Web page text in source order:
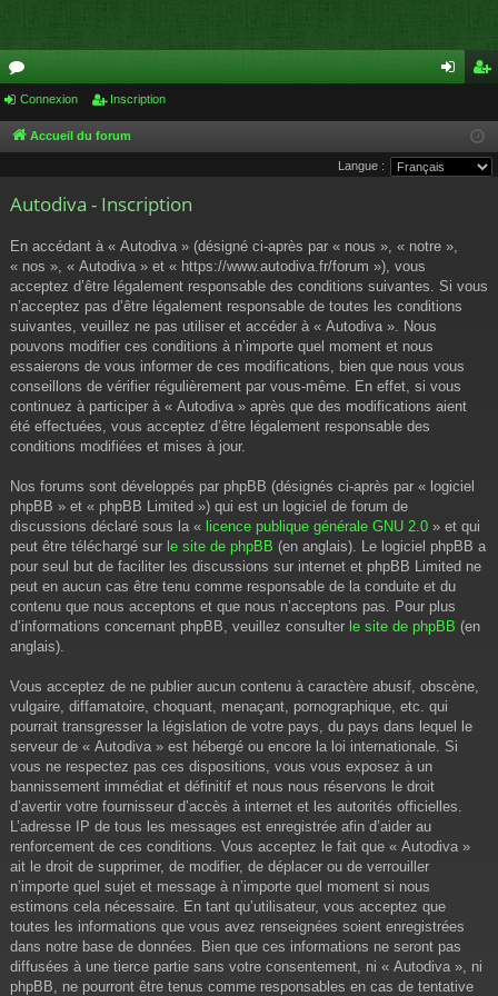
or
u
s
cri
pti
Connexion Inscription
Accueil du forum
Langue :
Autodiva - Inscription
En accédant à « Autodiva » (désigné ci-après par « nous », « notre »,
« nos », « Autodiva » et « https://www.autodiva.fr/forum »), vous
acceptez d’être légalement responsable des conditions suivantes. Si vous
n’acceptez pas d’être légalement responsable de toutes les conditions
suivantes, veuillez ne pas utiliser et accéder à « Autodiva ». Nous
pouvons modifier ces conditions à n’importe quel moment et nous
essaierons de vous informer de ces modifications, bien que nous vous
conseillons de vérifier régulièrement par vous-même. En effet, si vous
continuez à participer à « Autodiva » après que des modifications aient
été effectuées, vous acceptez d’être légalement responsable des
conditions modifiées et mises à jour.
Nos forums sont développés par phpBB (désignés ci-après par « logiciel
phpBB » et « phpBB Limited ») qui est un logiciel de forum de
discussions déclaré sous la « licence publique générale GNU 2.0 » et qui
peut être téléchargé sur le site de phpBB (en anglais). Le logiciel phpBB a
pour seul but de faciliter les discussions sur internet et phpBB Limited ne
peut en aucun cas être tenu comme responsable de la conduite et du
contenu que nous acceptons et que nous n’acceptons pas. Pour plus
d’informations concernant phpBB, veuillez consulter le site de phpBB (en
anglais).
Vous acceptez de ne publier aucun contenu à caractère abusif, obscène,
vulgaire, diffamatoire, choquant, menaçant, pornographique, etc. qui
pourrait transgresser la législation de votre pays, du pays dans lequel le
serveur de « Autodiva » est hébergé ou encore la loi internationale. Si
vous ne respectez pas ces dispositions, vous vous exposez à un
bannissement immédiat et définitif et nous nous réservons le droit
d’avertir votre fournisseur d’accès à internet et les autorités officielles.
L’adresse IP de tous les messages est enregistrée afin d’aider au
renforcement de ces conditions. Vous acceptez le fait que « Autodiva »
ait le droit de supprimer, de modifier, de déplacer ou de verrouiller
n’importe quel sujet et message à n’importe quel moment si nous
estimons cela nécessaire. En tant qu’utilisateur, vous acceptez que
toutes les informations que vous avez renseignées soient enregistrées
dans notre base de données. Bien que ces informations ne seront pas
diffusées à une tierce partie sans votre consentement, ni « Autodiva », ni
phpBB, ne pourront être tenus comme responsables en cas de tentative